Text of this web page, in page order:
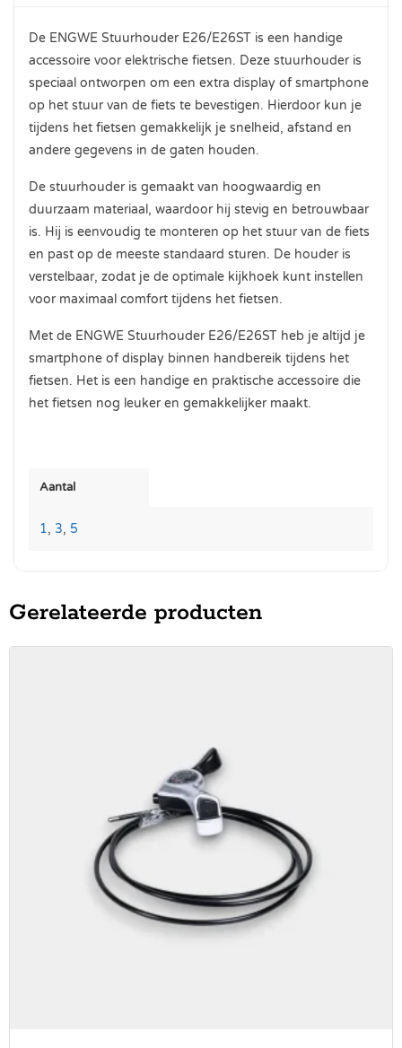
De ENGWE Stuurhouder E26/E26ST is een handige
accessoire voor elektrische fietsen. Deze stuurhouder is
speciaal ontworpen om een extra display of smartphone
op het stuur van de fiets te bevestigen. Hierdoor kun je
tijdens het fietsen gemakkelijk je snelheid, afstand en
andere gegevens in de gaten houden.
De stuurhouder is gemaakt van hoogwaardig en
duurzaam materiaal, waardoor hij stevig en betrouwbaar
is. Hij is eenvoudig te monteren op het stuur van de fiets
en past op de meeste standaard sturen. De houder is
verstelbaar, zodat je de optimale kijkhoek kunt instellen
voor maximaal comfort tijdens het fietsen.
Met de ENGWE Stuurhouder E26/E26ST heb je altijd je
smartphone of display binnen handbereik tijdens het
fietsen. Het is een handige en praktische accessoire die
het fietsen nog leuker en gemakkelijker maakt.
Aantal
1, 3, 5
Gerelateerde producten